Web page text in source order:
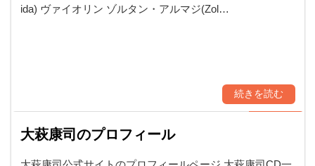
ida) ヴァイオリン ゾルタン・アルマジ(Zol…
続きを読む
大萩康司のプロフィール